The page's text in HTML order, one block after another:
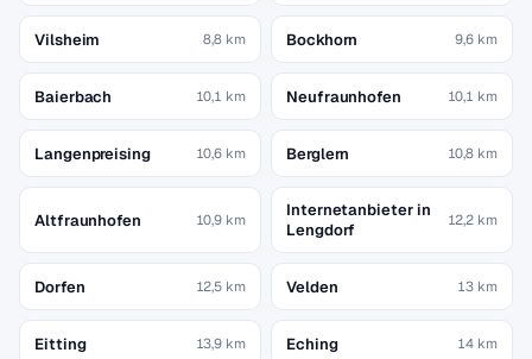
Vilsheim 8,8 km Bockhorn 9,6 km
Baierbach 10,1 km Neufraunhofen 10,1 km
Langenpreising 10,6 km Berglern 10,8 km
Altfraunhofen 10,9 km
Internetanbieter in
Lengdorf
12,2 km
Dorfen 12,5 km Velden 13 km
Eitting 13,9 km Eching 14 km